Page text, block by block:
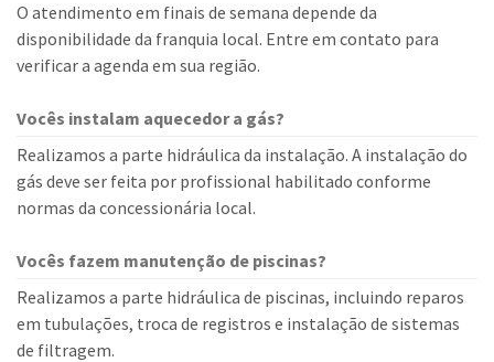
O atendimento em finais de semana depende da
disponibilidade da franquia local. Entre em contato para
verificar a agenda em sua região.
Vocês instalam aquecedor a gás?
Realizamos a parte hidráulica da instalação. A instalação do
gás deve ser feita por profissional habilitado conforme
normas da concessionária local.
Vocês fazem manutenção de piscinas?
Realizamos a parte hidráulica de piscinas, incluindo reparos
em tubulações, troca de registros e instalação de sistemas
de filtragem.